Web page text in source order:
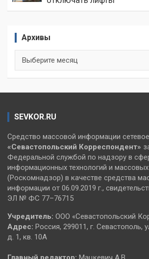
Архивы
SEVKOR.RU
Средство массовой информации
«Севастопольский Корреспондент»
Федеральной службой по надзору в
информационных технологий и
(Роскомнадзор) в качестве средства
информации от 06.09.2019 г.,
ЭЛ № ФС 77–76715
Учредитель: ООО «Севастопольский
Адрес: Россия, 299011, г. Севастополь,
д. 1, кв. 10А